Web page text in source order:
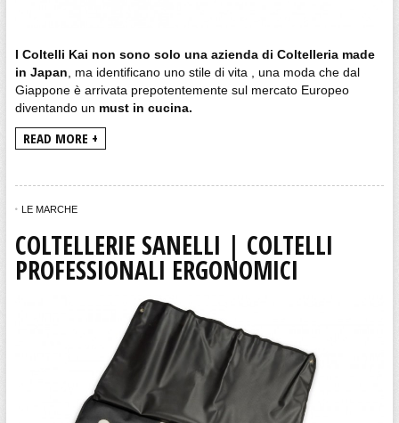
I Coltelli Kai non sono solo una azienda di Coltelleria made
in Japan , ma identificano uno stile di vita , una moda che dal
Giappone è arrivata prepotentemente sul mercato Europeo
diventando un must in cucina.
READ MORE +
LE MARCHE
COLTELLERIE SANELLI | COLTELLI
PROFESSIONALI ERGONOMICI